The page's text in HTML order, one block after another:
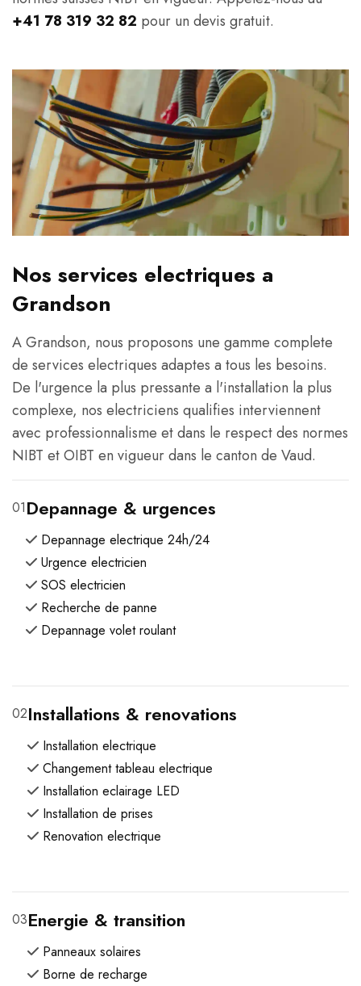
+41 78 319 32 82 pour un devis gratuit.
Nos services electriques a
Grandson
A Grandson, nous proposons une gamme complete
de services electriques adaptes a tous les besoins.
De l'urgence la plus pressante a l'installation la plus
complexe, nos electriciens qualifies interviennent
avec professionnalisme et dans le respect des normes
NIBT et OIBT en vigueur dans le canton de Vaud.
01Depannage & urgences
Depannage electrique 24h/24
Urgence electricien
SOS electricien
Recherche de panne
Depannage volet roulant
02Installations & renovations
Installation electrique
Changement tableau electrique
Installation eclairage LED
Installation de prises
Renovation electrique
03Energie & transition
Panneaux solaires
Borne de recharge